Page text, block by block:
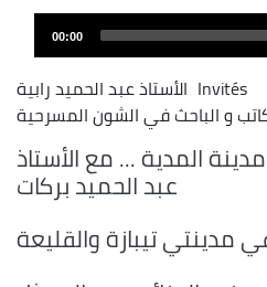
00:00
Invités الأستاذ عبد الحميد رابية
و الباحث في الشون المسرحية
المدية ... مع الأستاذ
عبد الحميد بركات
مدينتي تيبازة والقليعة